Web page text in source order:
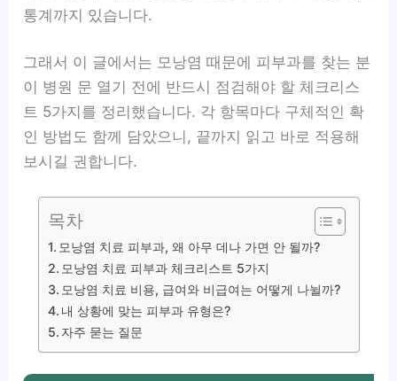
통계까지 있습니다.
그래서 이 글에서는 모낭염 때문에 피부과를 찾는 분
이 병원 문 열기 전에 반드시 점검해야 할 체크리스
트 5가지를 정리했습니다. 각 항목마다 구체적인 확
인 방법도 함께 담았으니, 끝까지 읽고 바로 적용해
보시길 권합니다.
목차
모낭염 치료 피부과, 왜 아무 데나 가면 안 될까?
모낭염 치료 피부과 체크리스트 5가지
모낭염 치료 비용, 급여와 비급여는 어떻게 나뉠까?
내 상황에 맞는 피부과 유형은?
자주 묻는 질문